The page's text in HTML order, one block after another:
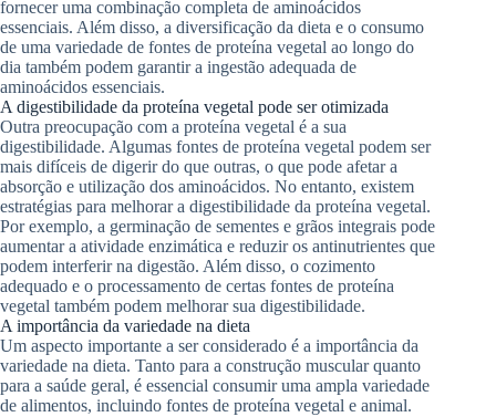
fornecer uma combinação completa de aminoácidos
essenciais. Além disso, a diversificação da dieta e o consumo
de uma variedade de fontes de proteína vegetal ao longo do
dia também podem garantir a ingestão adequada de
aminoácidos essenciais.
A digestibilidade da proteína vegetal pode ser otimizada
Outra preocupação com a proteína vegetal é a sua
digestibilidade. Algumas fontes de proteína vegetal podem ser
mais difíceis de digerir do que outras, o que pode afetar a
absorção e utilização dos aminoácidos. No entanto, existem
estratégias para melhorar a digestibilidade da proteína vegetal.
Por exemplo, a germinação de sementes e grãos integrais pode
aumentar a atividade enzimática e reduzir os antinutrientes que
podem interferir na digestão. Além disso, o cozimento
adequado e o processamento de certas fontes de proteína
vegetal também podem melhorar sua digestibilidade.
A importância da variedade na dieta
Um aspecto importante a ser considerado é a importância da
variedade na dieta. Tanto para a construção muscular quanto
para a saúde geral, é essencial consumir uma ampla variedade
de alimentos, incluindo fontes de proteína vegetal e animal.